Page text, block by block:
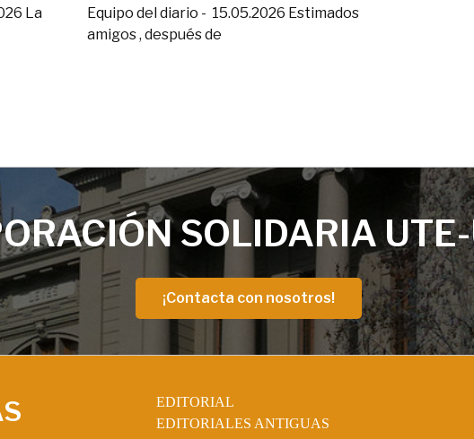
La
Equipo del diario - 15.05.2026 Estimados
amigos , después de
SOLIDARIA
¡Contacta con nosotros!
EDITORIAL
EDITORIALES ANTIGUAS